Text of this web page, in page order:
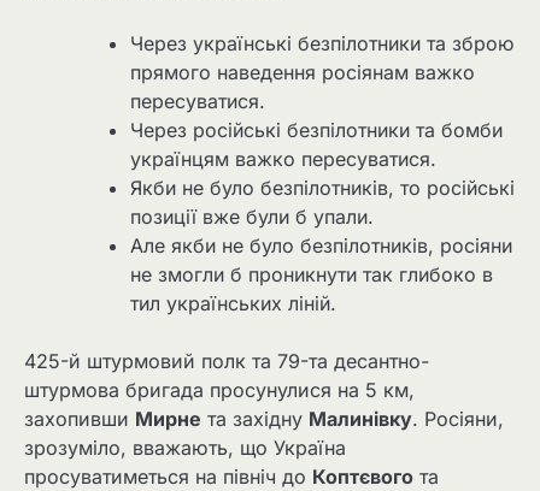
Через українські безпілотники та зброю
прямого наведення росіянам важко
пересуватися.
Через російські безпілотники та бомби
українцям важко пересуватися.
Якби не було безпілотників, то російські
позиції вже були б упали.
Але якби не було безпілотників, росіяни
не змогли б проникнути так глибоко в
тил українських ліній.
425-й штурмовий полк та 79-та десантно-
штурмова бригада просунулися на 5 км,
захопивши Мирне та західну Малинівку. Росіяни,
зрозуміло, вважають, що Україна
просуватиметься на північ до Коптєвого та